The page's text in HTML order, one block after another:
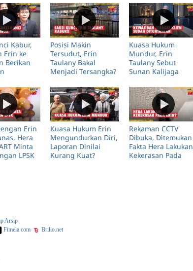
Kabur,
Erin ke
Berikan
Posisi Makin
Tersudut, Erin
Taulany Bakal
Menjadi Tersangka?
Kuasa Hukum
Mundur, Erin
Taulany Sebut
Sunan Kalijaga
Erin
Hera
Minta
LPSK
Kuasa Hukum Erin
Mengundurkan Diri,
Laporan Dinilai
Kurang Kuat?
Rekaman CCTV
Dibuka, Ditemukan
Fakta Hera Lakukan
Kekerasan Pada
Arsip
Fimela.com
Brilio.net